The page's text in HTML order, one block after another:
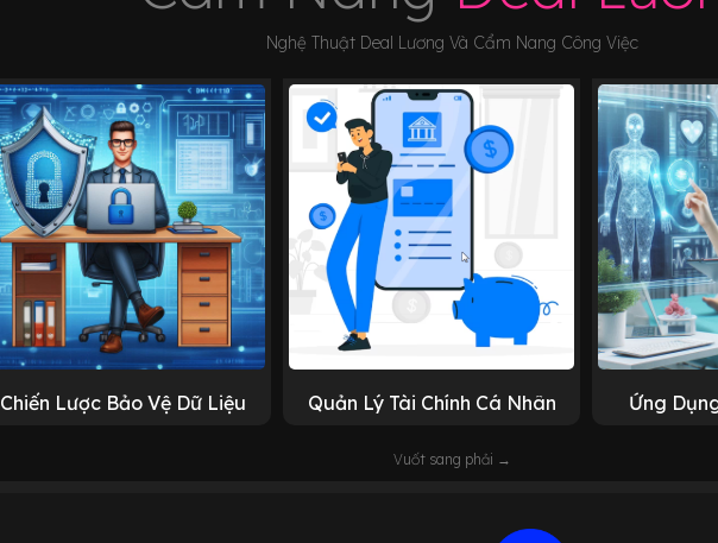
Nghệ Thuật Deal Lương Và Cẩm Nang Công Việc
Chiến Lược Bảo Vệ Dữ Liệu Quản Lý Tài Chính Cá Nhân Ứng
Vuốt sang phải →